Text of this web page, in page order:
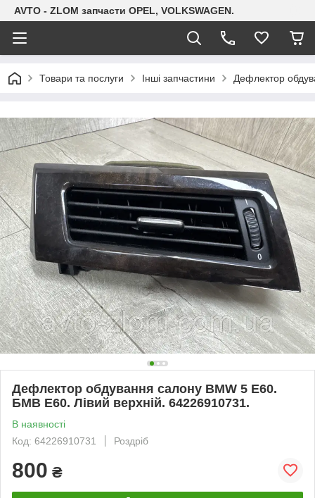
AVTO - ZLOM запчасти OPEL, VOLKSWAGEN.
Товари та послуги Інші запчастини Дефлектор
Дефлектор обдування салону BMW 5 E60.
БМВ Е60. Лівий верхній. 64226910731.
В наявності
Код: 64226910731
Роздріб
800 ₴